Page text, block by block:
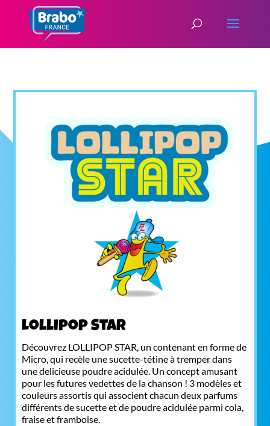
Lollipop Star
Découvrez LOLLIPOP STAR, un contenant en forme de
Micro, qui recèle une sucette-tétine à tremper dans
une delicieuse poudre acidulée. Un concept amusant
pour les futures vedettes de la chanson ! 3 modèles et
couleurs assortis qui associent chacun deux parfums
différents de sucette et de poudre acidulée parmi cola,
fraise et framboise.